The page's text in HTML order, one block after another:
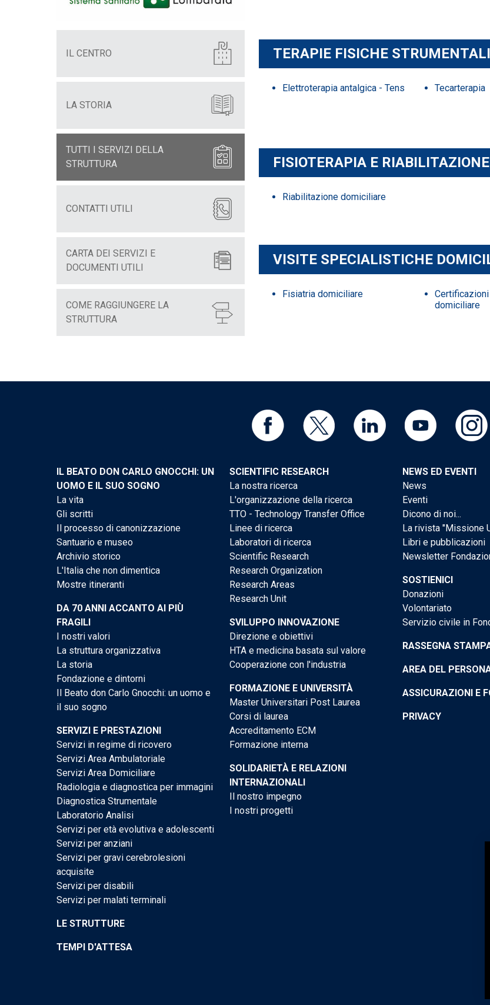
IL CENTRO
LA STORIA
TUTTI I SERVIZI DELLA
STRUTTURA
CONTATTI UTILI
CARTA DEI SERVIZI E
DOCUMENTI UTILI
COME RAGGIUNGERE LA
STRUTTURA
TERAPIE FISICHE STRUMENTALI
Elettroterapia antalgica - Tens Tecarterapia
FISIOTERAPIA E
Riabilitazione domiciliare
VISITE SPECIALISTICHE
Fisiatria domiciliare
domiciliare
IL BEATO DON CARLO GNOCCHI: UN
UOMO E IL SUO SOGNO
La vita
Gli scritti
Il processo di canonizzazione
Santuario e museo
Archivio storico
L'Italia che non dimentica
Mostre itineranti
DA 70 ANNI ACCANTO AI PIÙ
FRAGILI
I nostri valori
La struttura organizzativa
La storia
Fondazione e dintorni
Il Beato don Carlo Gnocchi: un uomo e
il suo sogno
SERVIZI E PRESTAZIONI
Servizi in regime di ricovero
Servizi Area Ambulatoriale
Servizi Area Domiciliare
Radiologia e diagnostica per immagini
Diagnostica Strumentale
Laboratorio Analisi
Servizi per età evolutiva e adolescenti
Servizi per anziani
Servizi per gravi cerebrolesioni
acquisite
Servizi per disabili
Servizi per malati terminali
LE STRUTTURE
TEMPI D'ATTESA
SCIENTIFIC RESEARCH
La nostra ricerca
L'organizzazione della ricerca
TTO - Technology Transfer Office
Linee di ricerca
Laboratori di ricerca
Scientific Research
Research Organization
Research Areas
Research Unit
SVILUPPO INNOVAZIONE
Direzione e obiettivi
HTA e medicina basata sul valore
Cooperazione con l'industria
FORMAZIONE E UNIVERSITÀ
Master Universitari Post Laurea
Corsi di laurea
Accreditamento ECM
Formazione interna
SOLIDARIETÀ E RELAZIONI
INTERNAZIONALI
Il nostro impegno
I nostri progetti
NEWS ED EVENTI
News
Eventi
Dicono di noi...
La rivista "Missione
Libri e pubblicazioni
Newsletter
SOSTIENICI
Donazioni
Volontariato
Servizio civile in
RASSEGNA
AREA DEL
ASSICURAZIONI E
PRIVACY